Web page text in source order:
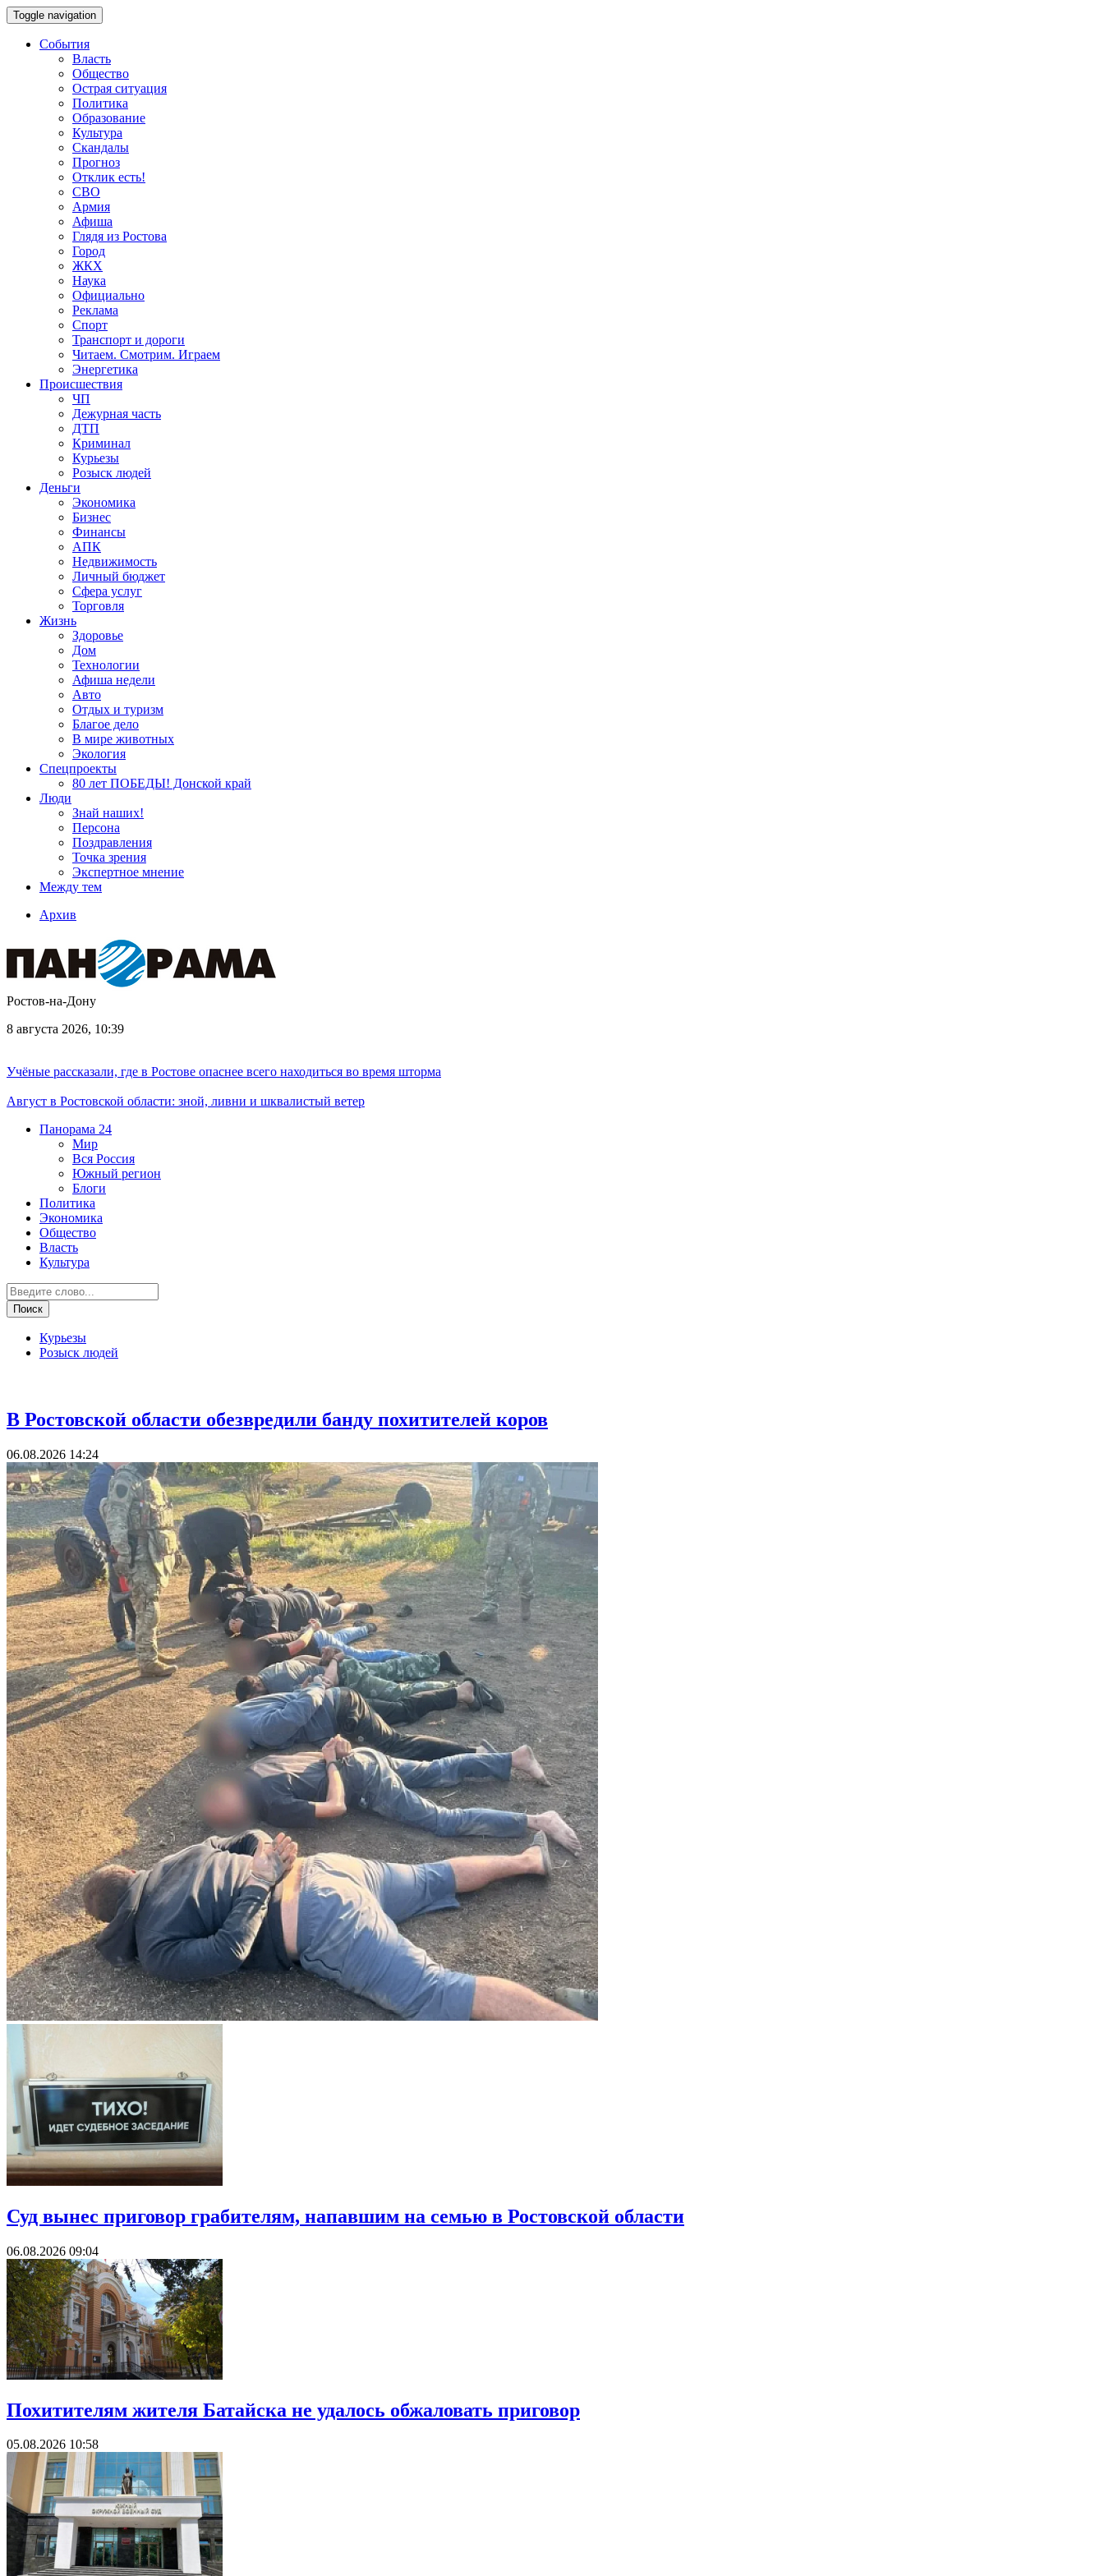
Toggle navigation
События
Власть
Общество
Острая ситуация
Политика
Образование
Культура
Скандалы
Прогноз
Отклик есть!
СВО
Армия
Афиша
Глядя из Ростова
Город
ЖКХ
Наука
Официально
Реклама
Спорт
Транспорт и дороги
Читаем. Смотрим. Играем
Энергетика
Происшествия
ЧП
Дежурная часть
ДТП
Криминал
Курьезы
Розыск людей
Деньги
Экономика
Бизнес
Финансы
АПК
Недвижимость
Личный бюджет
Сфера услуг
Торговля
Жизнь
Здоровье
Дом
Технологии
Афиша недели
Авто
Отдых и туризм
Благое дело
В мире животных
Экология
Спецпроекты
80 лет ПОБЕДЫ! Донской край
Люди
Знай наших!
Персона
Поздравления
Точка зрения
Экспертное мнение
Между тем
Архив
Ростов-на-Дону
8 августа 2026, 10:39
Учёные рассказали, где в Ростове опаснее всего находиться во время шторма
Август в Ростовской области: зной, ливни и шквалистый ветер
Панорама 24
Мир
Вся Россия
Южный регион
Блоги
Политика
Экономика
Общество
Власть
Культура
Курьезы
Розыск людей
В Ростовской области обезвредили банду похитителей коров
06.08.2026 14:24
Суд вынес приговор грабителям, напавшим на семью в Ростовской области
06.08.2026 09:04
Похитителям жителя Батайска не удалось обжаловать приговор
05.08.2026 10:58